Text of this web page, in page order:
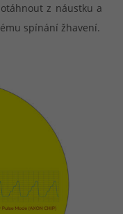
z náustku a
spínání žhavení.